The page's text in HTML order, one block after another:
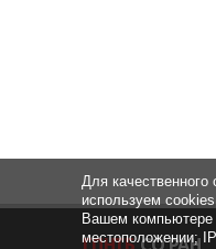
Для
используем
Вашем компьютере
местоположении;